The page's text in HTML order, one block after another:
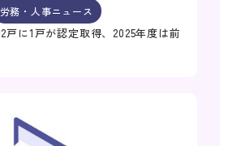
労務・人事ニュース
戸に1戸が認定取得、2025年度は前